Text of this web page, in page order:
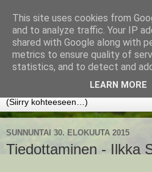
Uusi Suunta - Jokainen hetki
SUNNUNTAI 30. ELOKUUTA 2015
Tiedottaminen - Ilkka
This site uses cookies from
and to analyze traffic. Your IP
shared with Google along with
metrics to ensure quality of
statistics, and to detect and
LEARN MORE